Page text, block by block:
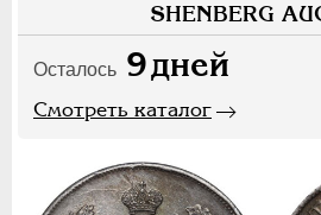
SHENBERG
Осталось 9дней
Смотреть каталог